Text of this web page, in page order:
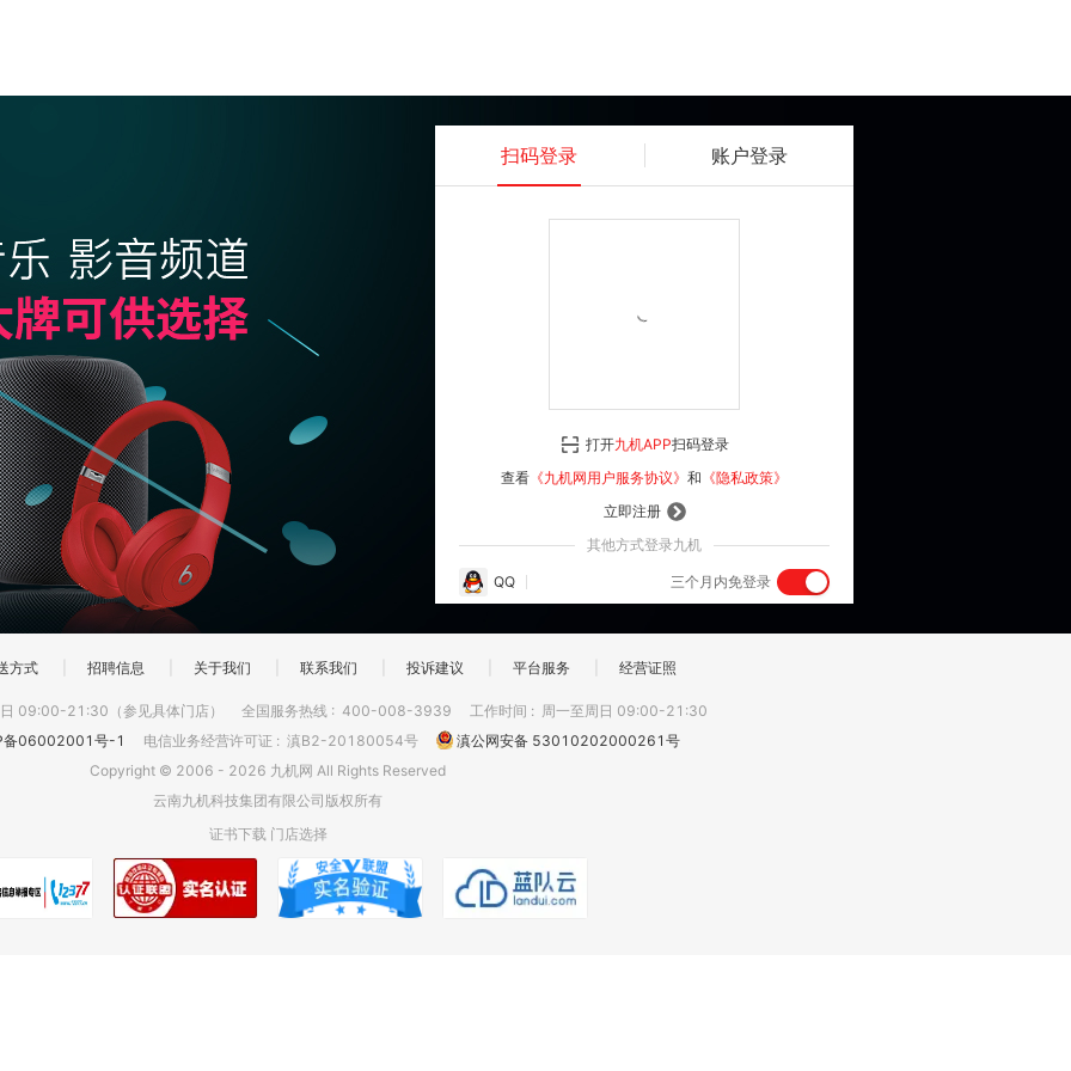
扫码登录 账户登录
登 录
立即注册
其他方式登录九机
QQ 三个月内免登录
打开九机APP扫码登录
查看 《九机网用户服务协议》 和 《隐私政策》
方式 招聘信息 关于我们 联系我们 投诉建议 平台服务 经营证照
09:00-21:30（参见具体门店） 全国服务热线 : 400-008-3939 工作时间 : 周一至周日 09:00-21:30
备06002001号-1
电信业务经营许可证 : 滇B2-20180054号
滇公网安备 53010202000261号
Copyright © 2006 - 2026 九机网 All Rights Reserved
云南九机科技集团有限公司版权所有
证书下载 门店选择